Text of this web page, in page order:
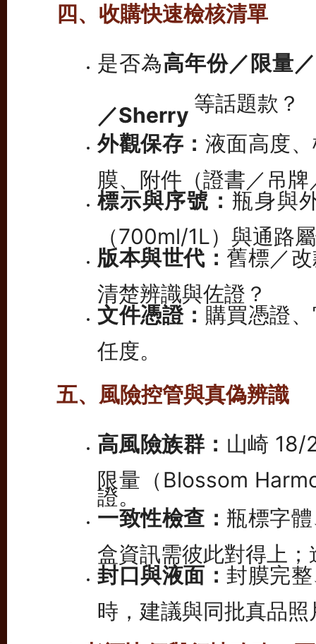
四、收購快速檢核清單
是否為高年份／限量
／Sherry 等話題款？
外觀保存： 液面高度
膜、附件（證書／吊
標示與序號： 瓶身與
（700ml/1L）與通路
版本與世代： 舊標／
清楚辨識與佐證？
文件憑證： 購買憑證
任度。
五、風險控管與真偽辨識
高風險族群： 山崎 18/
限量（Blossom
證。
一致性檢查： 瓶標字
盒資訊需彼此對得上
封口與液面： 封膜完
時，建議與同批真品照